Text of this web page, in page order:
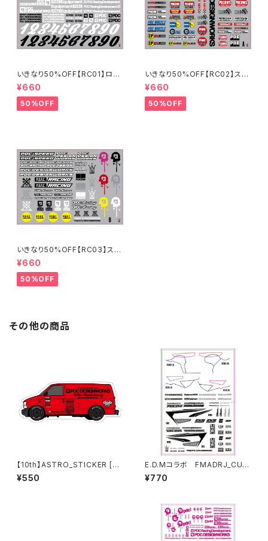
いきなり50%OFF【RC01】ロゴ
ステッカー2024
¥660
50%OFF
いきなり50%OFF【RC02】スポ
ンサーステッカーA 2024
¥660
50%OFF
いきなり50%OFF【RC03】スポ
ンサーステッカーB 2024
¥660
50%OFF
その他の商品
【10th】ASTRO_STICKER [RE
D]
¥550
E.D.Mコラボ FMADRJ_CUT_
STICKER SHEET[DUALRIG
DE]
¥770